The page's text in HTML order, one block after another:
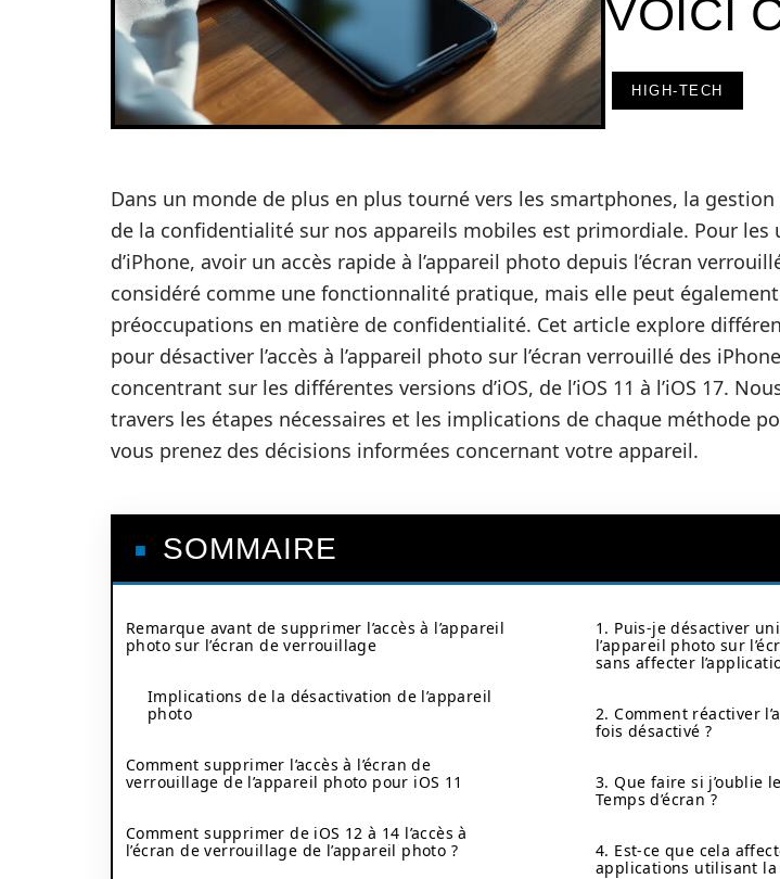
VOICI
HIGH-TECH
Dans un monde de plus en plus tourné vers les smartphones, la
de la confidentialité sur nos appareils mobiles est primordiale. Pour les
d’iPhone, avoir un accès rapide à l’appareil photo depuis l’écran
considéré comme une fonctionnalité pratique, mais elle peut
préoccupations en matière de confidentialité. Cet article explore
pour désactiver l’accès à l’appareil photo sur l’écran verrouillé des
concentrant sur les différentes versions d’iOS, de l’iOS 11 à l’iOS 17.
travers les étapes nécessaires et les implications de chaque méthode
vous prenez des décisions informées concernant votre appareil.
SOMMAIRE
Remarque avant de supprimer l’accès à l’appareil
photo sur l’écran de verrouillage
Implications de la désactivation de l’appareil
photo
Comment supprimer l’accès à l’écran de
verrouillage de l’appareil photo pour iOS 11
Comment supprimer de iOS 12 à 14 l’accès à
l’écran de verrouillage de l’appareil photo ?
1. Puis-je désactiver
l’appareil photo sur
sans affecter
2. Comment réactiver
fois désactivé ?
3. Que faire si j’oublie
Temps d’écran ?
4. Est-ce que cela
applications utilisant la